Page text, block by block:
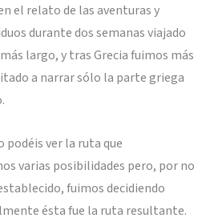
el relato de las aventuras y
durante dos semanas viajado
largo, y tras Grecia fuimos más
a narrar sólo la parte griega
ver la ruta que
varias posibilidades pero, por no
fuimos decidiendo
ésta fue la ruta resultante.